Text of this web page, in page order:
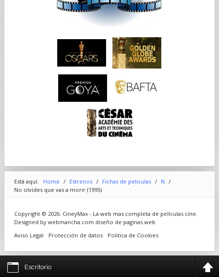
Está aquí: Home / Estrenos / Fichas de peliculas / N /
No olvides que vas a morir (1995)
Copyright © 2026. CineyMax - La web mas completa de películas cine.
Designed by webmancha.com diseño de paginas web
Aviso Legal
Protección de datos Politica de Cookies
Escritorio